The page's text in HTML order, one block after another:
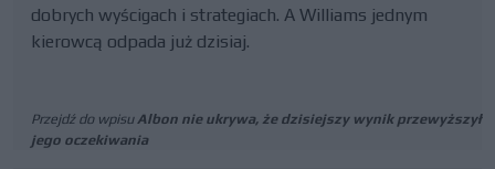
dobrych wyścigach i strategiach. A Williams jednym
kierowcą odpada już dzisiaj.
Przejdź do wpisuAlbon nie ukrywa, że dzisiejszy wynik przewyższył
jego oczekiwania